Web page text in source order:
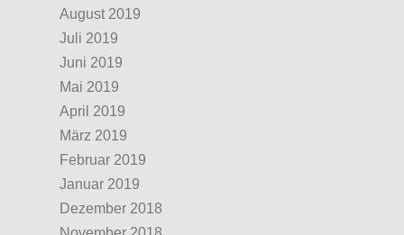
August 2019
Juli 2019
Juni 2019
Mai 2019
April 2019
März 2019
Februar 2019
Januar 2019
Dezember 2018